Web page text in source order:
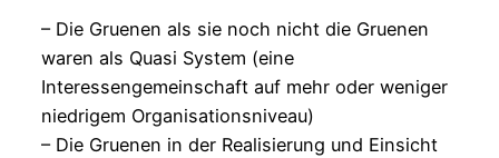
– Die Gruenen als sie noch nicht die Gruenen
waren als Quasi System (eine
Interessengemeinschaft auf mehr oder weniger
niedrigem Organisationsniveau)
– Die Gruenen in der Realisierung und Einsicht